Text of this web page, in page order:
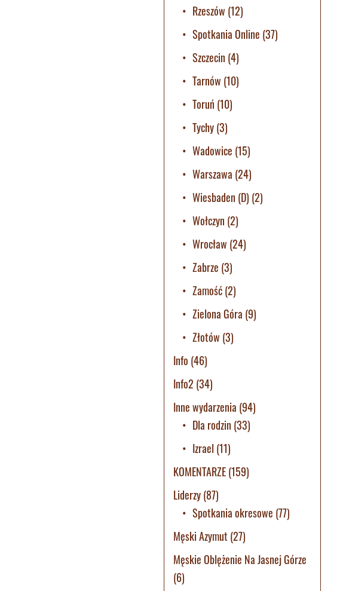
Rzeszów (12)
Spotkania Online (37)
Szczecin (4)
Tarnów (10)
Toruń (10)
Tychy(3)
Wadowice (15)
Warszawa (24)
Wiesbaden (D) (2)
Wołczyn (2)
Wrocław (24)
Zabrze (3)
Zamość(2)
Zielona Góra (9)
Złotów (3)
Info (46)
Info2 (34)
Inne wydarzenia (94)
Dla rodzin (33)
Izrael (11)
KOMENTARZE(159)
Liderzy(87)
Spotkania okresowe (77)
Męski Azymut (27)
Męskie Oblężenie Na Jasnej Górze
(6)